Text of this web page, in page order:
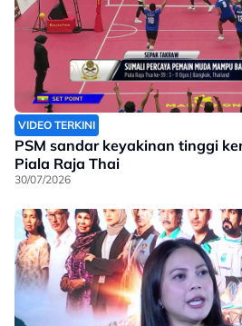
VIDEO TERKINI
PSM sandar keyakinan tinggi
Piala Raja Thai
30/07/2026